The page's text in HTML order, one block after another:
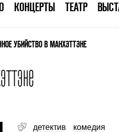
КОНЦЕРТЫ ТЕАТР
УБИЙСТВО В МАНХЭТТЭНЕ
детектив
комедия